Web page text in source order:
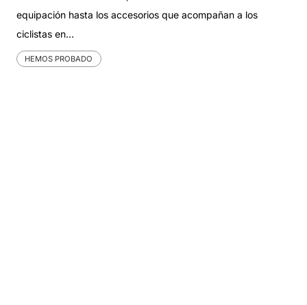
equipación hasta los accesorios que acompañan a los
ciclistas en…
HEMOS PROBADO